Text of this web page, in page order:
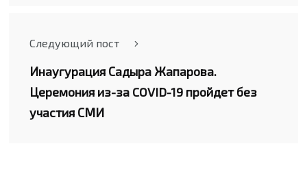
Следующий пост
Инаугурация Садыра Жапарова.
Церемония из-за COVID-19 пройдет без
участия СМИ